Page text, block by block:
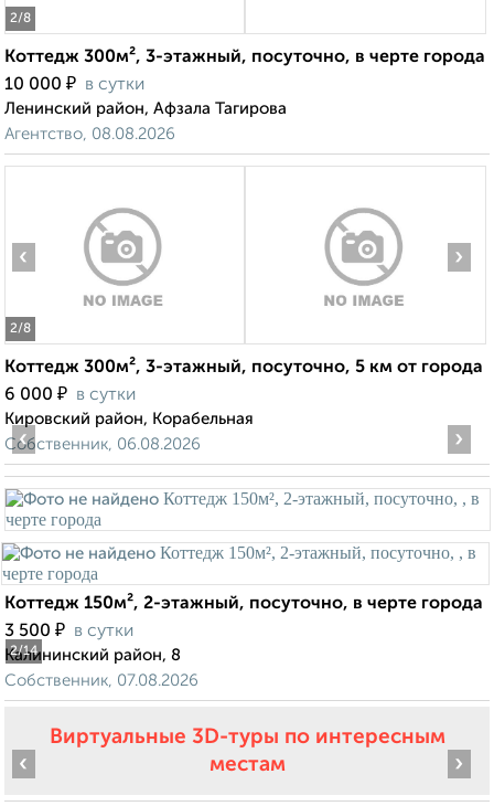
2/8
Коттедж 300м², 3-этажный, посуточно, в черте города
10 000 ₽ в сутки
Ленинский район, Афзала Тагирова
Агентство, 08.08.2026
2/8
‹ ›
Коттедж 300м², 3-этажный, посуточно, 5 км от города
6 000 ₽ в сутки
Кировский район, Корабельная
Собственник, 06.08.2026
2/14
‹ ›
Коттедж 150м², 2-этажный, посуточно, в черте города
3 500 ₽ в сутки
Калининский район, 8
Собственник, 07.08.2026
Виртуальные 3D-туры по интересным
местам
‹ ›